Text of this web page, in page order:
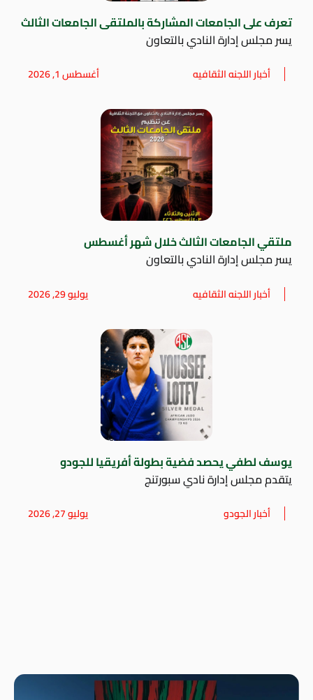
تعرف على الجامعات المشاركة بالملتقى الجامعات الثالث
يسر مجلس إدارة النادي بالتعاون
أخبار اللجنه الثقافيه أغسطس 1, 2026
ملتقي الجامعات الثالث خلال شهر أغسطس
يسر مجلس إدارة النادي بالتعاون
أخبار اللجنه الثقافيه يوليو 29, 2026
يوسف لطفي يحصد فضية بطولة أفريقيا للجودو
يتقدم مجلس إدارة نادي سبورتنج
أخبار الجودو يوليو 27, 2026